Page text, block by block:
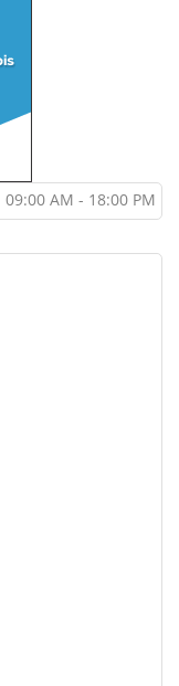
09:00 AM - 18:00 PM